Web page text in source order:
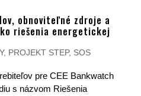
obnoviteľné zdroje a
riešenia energetickej
, PROJEKT STEP, SOS
pre CEE Bankwatch
s názvom Riešenia